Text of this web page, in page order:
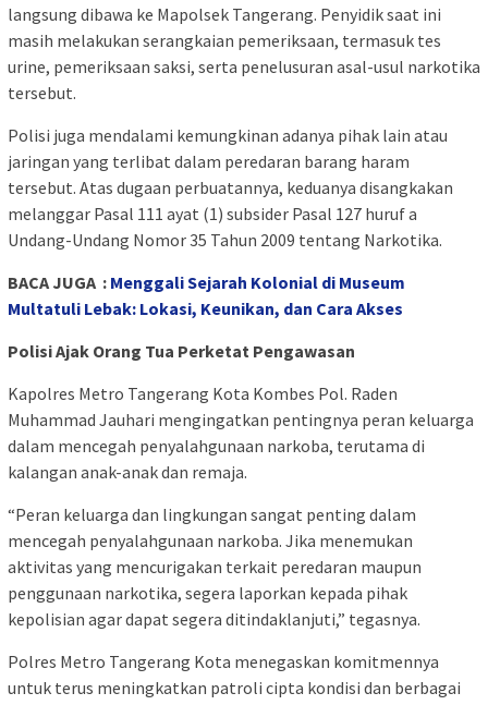
langsung dibawa ke Mapolsek Tangerang. Penyidik saat ini
masih melakukan serangkaian pemeriksaan, termasuk tes
urine, pemeriksaan saksi, serta penelusuran asal-usul narkotika
tersebut.
Polisi juga mendalami kemungkinan adanya pihak lain atau
jaringan yang terlibat dalam peredaran barang haram
tersebut. Atas dugaan perbuatannya, keduanya disangkakan
melanggar Pasal 111 ayat (1) subsider Pasal 127 huruf a
Undang-Undang Nomor 35 Tahun 2009 tentang Narkotika.
BACA JUGA : Menggali Sejarah Kolonial di Museum
Multatuli Lebak: Lokasi, Keunikan, dan Cara Akses
Polisi Ajak Orang Tua Perketat Pengawasan
Kapolres Metro Tangerang Kota Kombes Pol. Raden
Muhammad Jauhari mengingatkan pentingnya peran keluarga
dalam mencegah penyalahgunaan narkoba, terutama di
kalangan anak-anak dan remaja.
“Peran keluarga dan lingkungan sangat penting dalam
mencegah penyalahgunaan narkoba. Jika menemukan
aktivitas yang mencurigakan terkait peredaran maupun
penggunaan narkotika, segera laporkan kepada pihak
kepolisian agar dapat segera ditindaklanjuti,” tegasnya.
Polres Metro Tangerang Kota menegaskan komitmennya
untuk terus meningkatkan patroli cipta kondisi dan berbagai